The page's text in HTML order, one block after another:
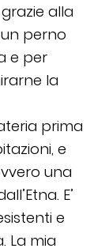
alla
perno
e per
la
prima
e
una
E’
e
La mia